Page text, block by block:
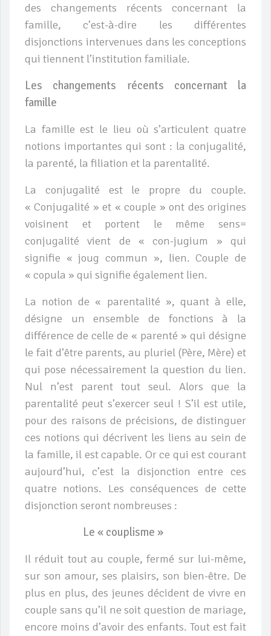
des changements récents concernant la
famille, c’est-à-dire les différentes
disjonctions intervenues dans les conceptions
qui tiennent l’institution familiale.
Les changements récents concernant la
famille
La famille est le lieu où s’articulent quatre
notions importantes qui sont : la conjugalité,
la parenté, la filiation et la parentalité.
La conjugalité est le propre du couple.
« Conjugalité » et « couple » ont des origines
voisinent et portent le même sens=
conjugalité vient de « con-jugium » qui
signifie « joug commun », lien. Couple de
« copula » qui signifie également lien.
La notion de « parentalité », quant à elle,
désigne un ensemble de fonctions à la
différence de celle de « parenté » qui désigne
le fait d’être parents, au pluriel (Père, Mère) et
qui pose nécessairement la question du lien.
Nul n’est parent tout seul. Alors que la
parentalité peut s’exercer seul ! S’il est utile,
pour des raisons de précisions, de distinguer
ces notions qui décrivent les liens au sein de
la famille, il est capable. Or ce qui est courant
aujourd’hui, c’est la disjonction entre ces
quatre notions. Les conséquences de cette
disjonction seront nombreuses :
Le « couplisme »
Il réduit tout au couple, fermé sur lui-même,
sur son amour, ses plaisirs, son bien-être. De
plus en plus, des jeunes décident de vivre en
couple sans qu’il ne soit question de mariage,
encore moins d’avoir des enfants. Tout est fait